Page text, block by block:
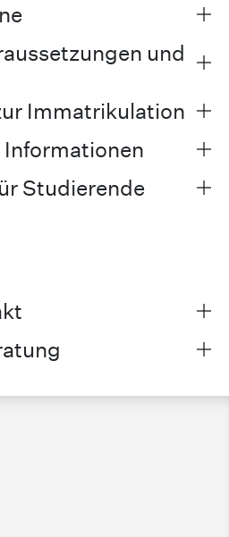
und
Immatrikulation
Studierende